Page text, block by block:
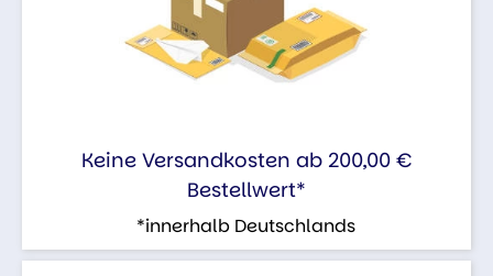
Keine Versandkosten ab 200,00 €
Bestellwert*
*innerhalb Deutschlands